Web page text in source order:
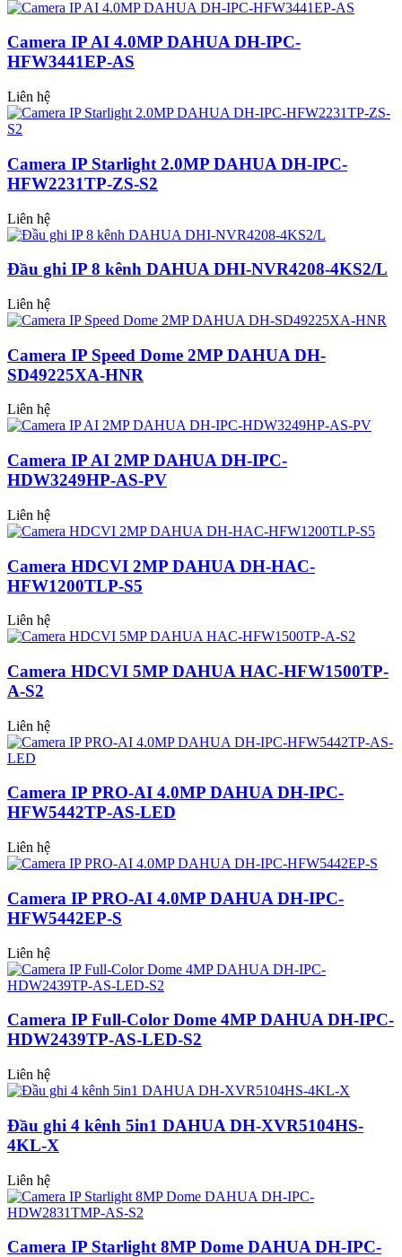
Camera IP AI 4.0MP DAHUA DH-IPC-
HFW3441EP-AS
Liên hệ
Camera IP Starlight 2.0MP DAHUA DH-IPC-
HFW2231TP-ZS-S2
Liên hệ
Đầu ghi IP 8 kênh DAHUA DHI-NVR4208-4KS2/L
Liên hệ
Camera IP Speed Dome 2MP DAHUA DH-
SD49225XA-HNR
Liên hệ
Camera IP AI 2MP DAHUA DH-IPC-
HDW3249HP-AS-PV
Liên hệ
Camera HDCVI 2MP DAHUA DH-HAC-
HFW1200TLP-S5
Liên hệ
Camera HDCVI 5MP DAHUA HAC-HFW1500TP-
A-S2
Liên hệ
Camera IP PRO-AI 4.0MP DAHUA DH-IPC-
HFW5442TP-AS-LED
Liên hệ
Camera IP PRO-AI 4.0MP DAHUA DH-IPC-
HFW5442EP-S
Liên hệ
Camera IP Full-Color Dome 4MP DAHUA DH-IPC-
HDW2439TP-AS-LED-S2
Liên hệ
Đầu ghi 4 kênh 5in1 DAHUA DH-XVR5104HS-
4KL-X
Liên hệ
Camera IP Starlight 8MP Dome DAHUA DH-IPC-